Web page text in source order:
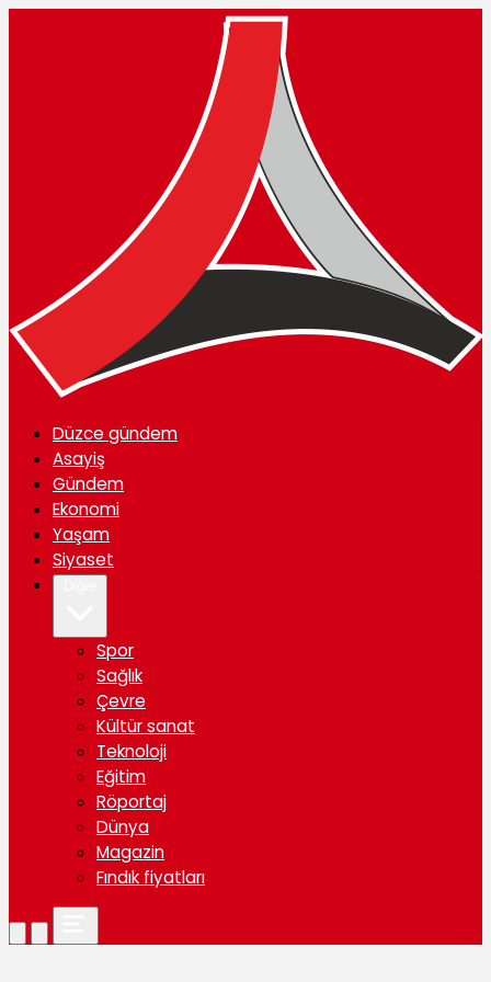
Düzce gündem
Asayiş
Gündem
Ekonomi
Yaşam
Siyaset
Spor
Sağlık
Çevre
Kültür sanat
Teknoloji
Eğitim
Röportaj
Dünya
Magazin
Fındık fiyatları